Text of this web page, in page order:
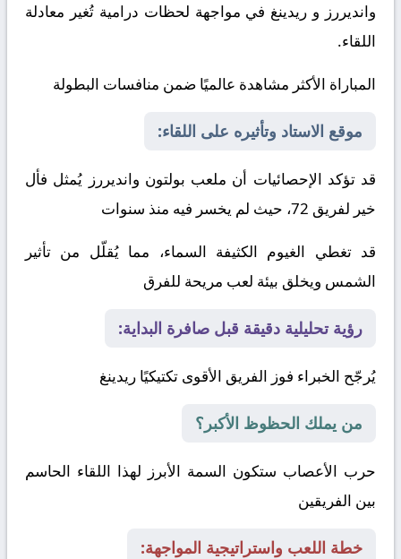
وانديررز و ريدينغ في مواجهة لحظات درامية تُغير معادلة
اللقاء.
المباراة الأكثر مشاهدة عالميًا ضمن منافسات البطولة
موقع الاستاد وتأثيره على اللقاء:
قد تؤكد الإحصائيات أن ملعب بولتون وانديررز يُمثل فأل
خير لفريق 72، حيث لم يخسر فيه منذ سنوات
قد تغطي الغيوم الكثيفة السماء، مما يُقلّل من تأثير
الشمس ويخلق بيئة لعب مريحة للفرق
رؤية تحليلية دقيقة قبل صافرة البداية:
يُرجّح الخبراء فوز الفريق الأقوى تكتيكيًا ريدينغ
من يملك الحظوظ الأكبر؟
حرب الأعصاب ستكون السمة الأبرز لهذا اللقاء الحاسم
بين الفريقين
خطة اللعب واستراتيجية المواجهة: